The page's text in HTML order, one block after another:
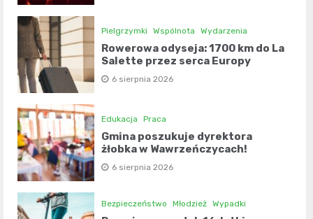
Pielgrzymki Wspólnota Wydarzenia
Rowerowa odyseja: 1700 km do La
Salette przez serca Europy
6 sierpnia 2026
Edukacja Praca
Gmina poszukuje dyrektora
żłobka w Wawrzeńczycach!
6 sierpnia 2026
Bezpieczeństwo Młodzież Wypadki